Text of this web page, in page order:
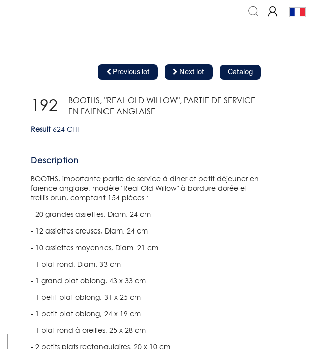
Previous lot Next lot Catalog
192
BOOTHS, "REAL OLD WILLOW", PARTIE DE SERVICE
EN FAÏENCE ANGLAISE
Result 624 CHF
Description
BOOTHS, importante partie de service à diner et petit déjeuner en
faïence anglaise, modèle "Real Old Willow" à bordure dorée et
treillis brun, comptant 154 pièces :
- 20 grandes assiettes, Diam. 24 cm
- 12 assiettes creuses, Diam. 24 cm
- 10 assiettes moyennes, Diam. 21 cm
- 1 plat rond, Diam. 33 cm
- 1 grand plat oblong, 43 x 33 cm
- 1 petit plat oblong, 31 x 25 cm
- 1 petit plat oblong, 24 x 19 cm
- 1 plat rond à oreilles, 25 x 28 cm